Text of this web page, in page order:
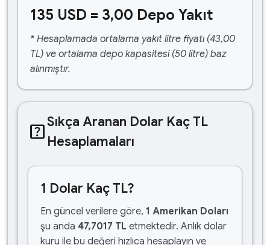
135 USD = 3,00 Depo Yakıt
* Hesaplamada ortalama yakıt litre fiyatı (43,00
TL) ve ortalama depo kapasitesi (50 litre) baz
alınmıştır.
help_centerSıkça Aranan Dolar Kaç TL
Hesaplamaları
1 Dolar Kaç TL?
En güncel verilere göre, 1 Amerikan Doları
şu anda 47,7017 TL etmektedir. Anlık dolar
kuru ile bu değeri hızlıca hesaplayın ve